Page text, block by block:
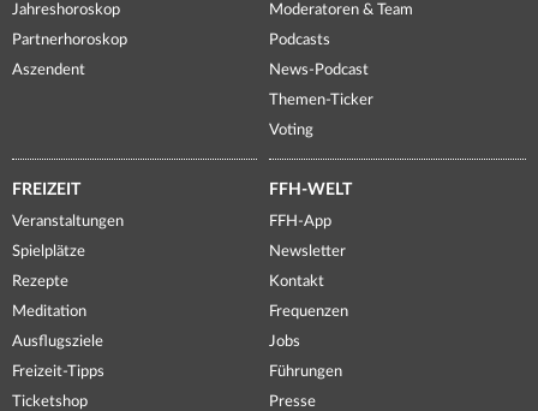
Jahreshoroskop
Partnerhoroskop
Aszendent
Moderatoren & Team
Podcasts
News-Podcast
Themen-Ticker
Voting
FREIZEIT
Veranstaltungen
Spielplätze
Rezepte
Meditation
Ausflugsziele
Freizeit-Tipps
Ticketshop
FFH-WELT
FFH-App
Newsletter
Kontakt
Frequenzen
Jobs
Führungen
Presse